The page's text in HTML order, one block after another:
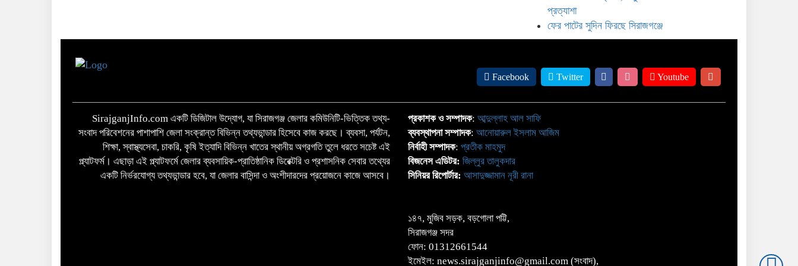
প্রত্যাশা
ফের পাটের সুদিন ফিরছে সিরাজগঞ্জে
Facebook Twitter Youtube
SirajganjInfo.com একটি ডিজিটাল উদ্যোগ, যা সিরাজগঞ্জ জেলার কমিউনিটি-ভিত্তিক তথ্য-
সংবাদ পরিবেশনের পাশাপাশি জেলা সংক্রান্ত বিভিন্ন তথ্যভান্ডার হিসেবে কাজ করছে। ব্যবসা, পর্যটন,
শিক্ষা, স্বাস্থ্যসেবা, চাকরি, কৃষি ইত্যাদি বিভিন্ন খাতের স্থানীয় অগ্রগতি তুলে ধরতে সচেষ্ট এই
প্ল্যাটফর্ম। এছাড়া এই প্ল্যাটফর্মে জেলার ব্যবসায়িক-প্রাতিষ্ঠানিক ডিরেক্টরি ও প্রশাসনিক সেবার তথ্যের
একটি নির্ভরযোগ্য তথ্যভান্ডার হবে, যা জেলার বাসিন্দা ও অংশীদারদের প্রয়োজনে কাজে আসবে।
প্রকাশক ও সম্পাদক: আব্দুল্লাহ আল সাফি
ব্যবস্থাপনা সম্পাদক: আনোয়ারুল ইসলাম আজিম
নির্বাহী সম্পাদক: প্রতীক মাহমুদ
বিজনেস এডিটর: জিল্লুর তালুকদার
সিনিয়র রিপোর্টার: আসাদুজ্জামান নূরী রানা
১৪৭, মুজিব সড়ক, বড়গোলা পট্টি,
সিরাজগঞ্জ সদর
ফোন: 01312661544
ইমেইল: news.sirajganjinfo@gmail.com (সংবাদ),